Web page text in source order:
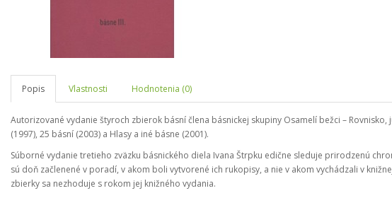
Popis Vlastnosti Hodnotenia (0)
Autorizované vydanie štyroch zbierok básní člena básnickej skupiny Osamelí bežci – Rovnisko,
(1997), 25 básní (2003) a Hlasy a iné básne (2001).
Súborné vydanie tretieho zväzku básnického diela Ivana Štrpku edične sleduje prirodzenú
sú doň začlenené v poradí, v akom boli vytvorené ich rukopisy, a nie v akom vychádzali v
zbierky sa nezhoduje s rokom jej knižného vydania.